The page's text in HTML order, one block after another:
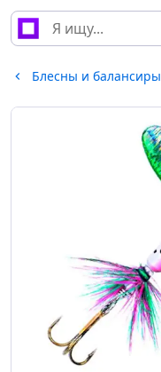
Блесны и балансиры